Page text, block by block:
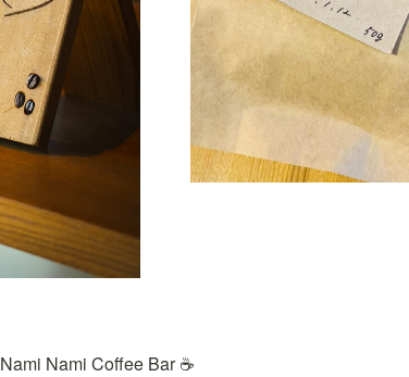
Nami Nami Coffee Bar ☕